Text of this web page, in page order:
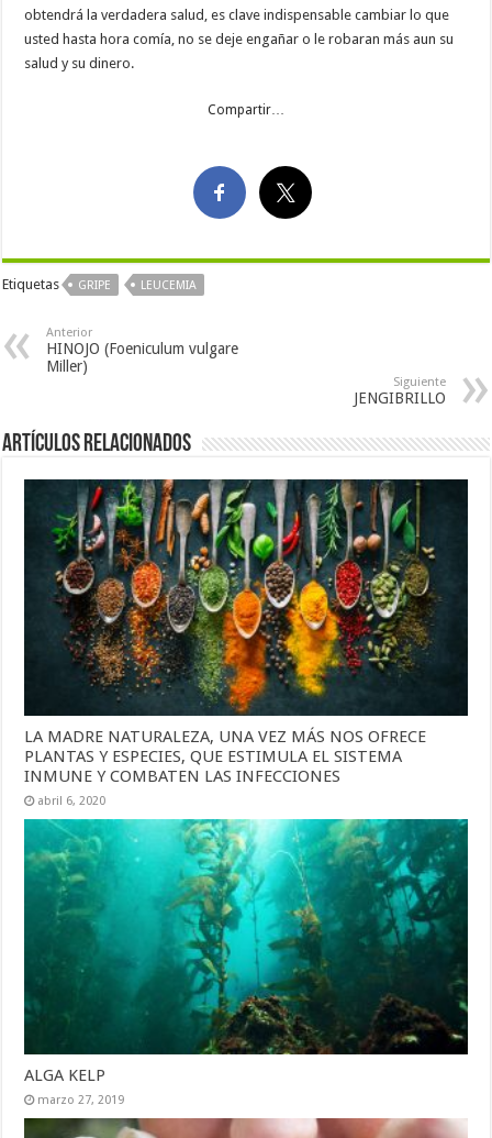
obtendrá la verdadera salud, es clave indispensable cambiar lo que
usted hasta hora comía, no se deje engañar o le robaran más aun su
salud y su dinero.
Compartir…
Etiquetas GRIPE LEUCEMIA
Anterior
HINOJO (Foeniculum vulgare
Miller)
Siguiente
JENGIBRILLO
Artículos Relacionados
LA MADRE NATURALEZA, UNA VEZ MÁS NOS OFRECE
PLANTAS Y ESPECIES, QUE ESTIMULA EL SISTEMA
INMUNE Y COMBATEN LAS INFECCIONES
abril 6, 2020
ALGA KELP
marzo 27, 2019